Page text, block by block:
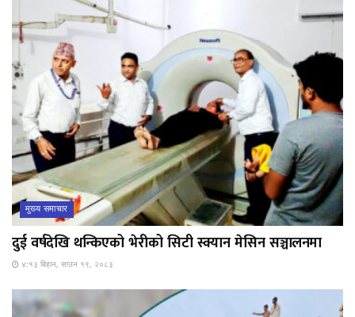
मुख्य समाचार
दुई वर्षदेखि थन्किएको भेरीको सिटी स्क्यान मेसिन सञ्चालनमा
४:१३ बिहान, साउन १९, २०८३